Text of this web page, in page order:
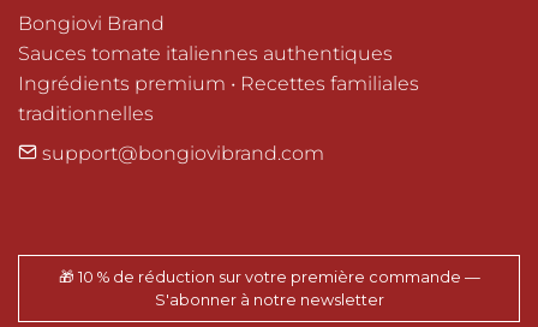
Bongiovi Brand
Sauces tomate italiennes authentiques
Ingrédients premium • Recettes familiales
traditionnelles
support@bongiovibrand.com
🎁 10 % de réduction sur votre première commande —
S'abonner à notre newsletter